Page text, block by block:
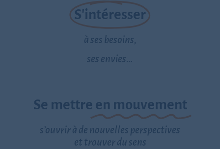
S'intéresser
à ses besoins,
ses envies…
Se mettre en mouvement
s’ouvrir à de nouvelles perspectives
et trouver du sens